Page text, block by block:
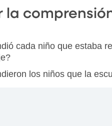
la
cada niño que estaba
los niños que la